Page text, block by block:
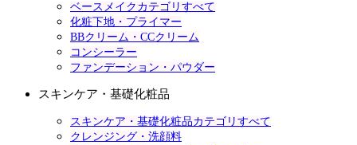
ベースメイクカテゴリすべて
化粧下地・プライマー
BBクリーム・CCクリーム
コンシーラー
ファンデーション・パウダー
スキンケア・基礎化粧品
スキンケア・基礎化粧品カテゴリすべて
クレンジング・洗顔料